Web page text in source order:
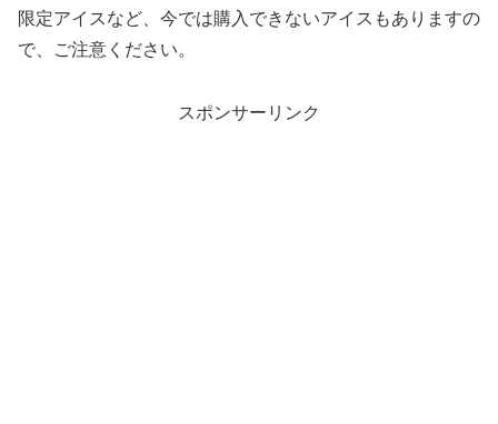
限定アイスなど、今では購入できないアイスもありますの
で、ご注意ください。
スポンサーリンク